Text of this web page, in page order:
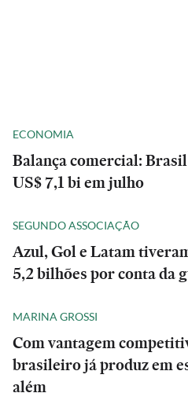
ECONOMIA
Balança comercial:
US$ 7,1 bi em julho
SEGUNDO ASSOCIAÇÃO
Azul, Gol e Latam
5,2 bilhões por conta da
MARINA GROSSI
Com vantagem
brasileiro já produz em
além